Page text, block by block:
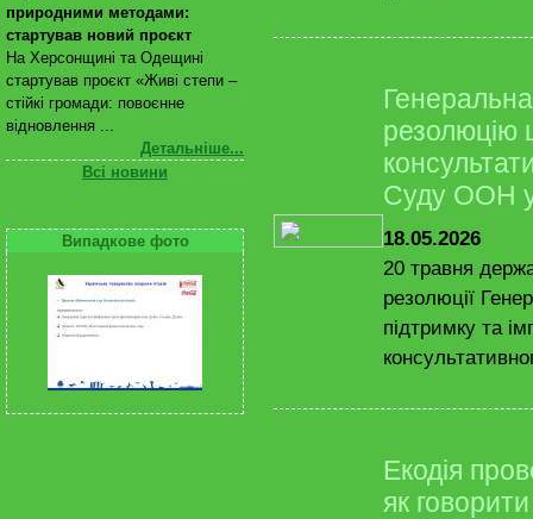
природними методами:
стартував новий проєкт
На Херсонщині та Одещині
стартував проєкт «Живі степи –
стійкі громади: повоєнне
відновлення ...
Детальніше...
Всі новини
Випадкове фото
резолюцію
Суду ООН у
18.05.2026
20 травня
резолюції
підтримку та
Екодія
як